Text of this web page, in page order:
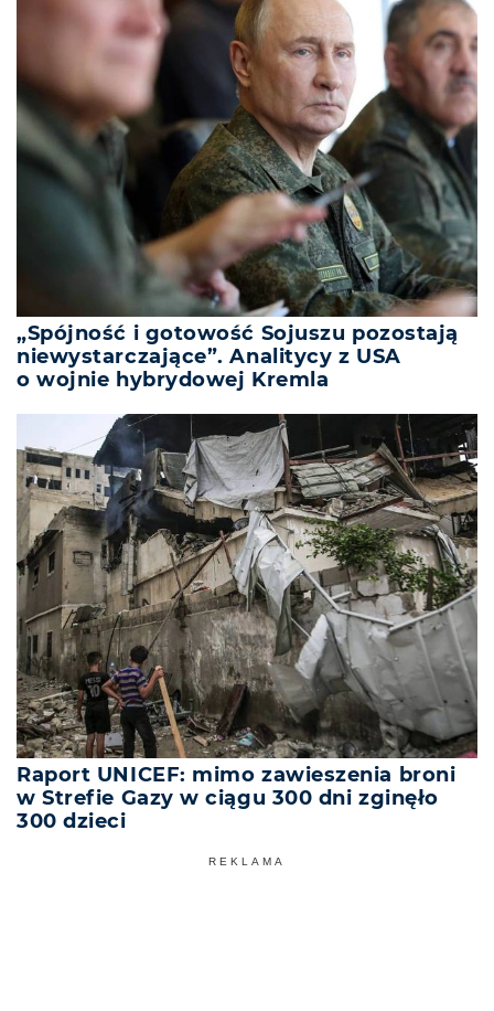
„Spójność i gotowość Sojuszu pozostają
niewystarczające”. Analitycy z USA
o wojnie hybrydowej Kremla
Raport UNICEF: mimo zawieszenia broni
w Strefie Gazy w ciągu 300 dni zginęło
300 dzieci
REKLAMA